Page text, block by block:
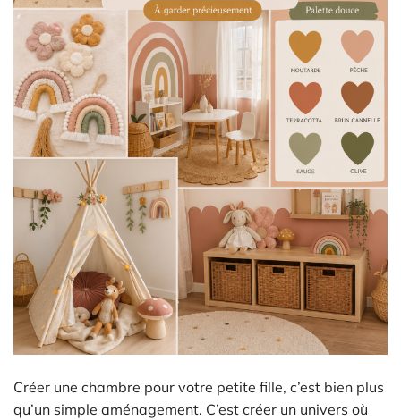
Créer une chambre pour votre petite fille, c’est bien plus
qu’un simple aménagement. C’est créer un univers où